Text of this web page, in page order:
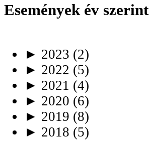
Események év szerint
► 2023 (2)
► 2022 (5)
► 2021 (4)
► 2020 (6)
► 2019 (8)
► 2018 (5)